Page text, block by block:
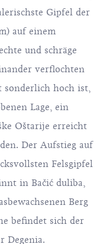
Gipfel der
auf einem
und schräge
verflochten
sonderlich hoch ist,
Lage, ein
Oštarije erreicht
Der Aufstieg auf
Felsgipfel
in Bačić duliba,
Berg
befindet sich der
Degenia.